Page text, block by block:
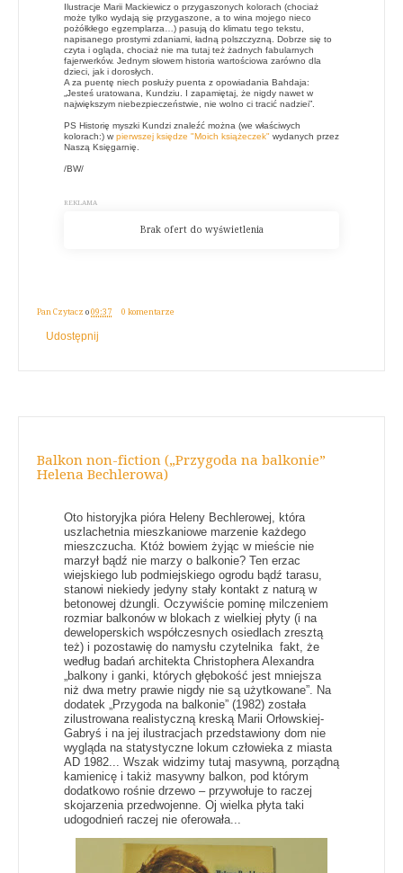
Ilustracje Marii Mackiewicz o przygaszonych kolorach (chociaż
może tylko wydają się przygaszone, a to wina mojego nieco
pożółkłego egzemplarza…) pasują do klimatu tego tekstu,
napisanego prostymi zdaniami, ładną polszczyzną. Dobrze się to
czyta i ogląda, chociaż nie ma tutaj też żadnych fabularnych
fajerwerków. Jednym słowem historia wartościowa zarówno dla
dzieci, jak i dorosłych.
A za puentę niech posłuży puenta z opowiadania Bahdaja:
„Jesteś uratowana, Kundziu. I zapamiętaj, że nigdy nawet w
największym niebezpieczeństwie, nie wolno ci tracić nadziei”.
PS Historię myszki Kundzi znaleźć można (we właściwych
kolorach:) w pierwszej księdze "Moich książeczek" wydanych przez
Naszą Księgarnię.
/BW/
Pan Czytacz o 09:37 0 komentarze
Udostępnij
Balkon non-fiction („Przygoda na balkonie”
Helena Bechlerowa)
Oto historyjka pióra Heleny Bechlerowej, która
uszlachetnia mieszkaniowe marzenie każdego
mieszczucha. Któż bowiem żyjąc w mieście nie
marzył bądź nie marzy o balkonie? Ten erzac
wiejskiego lub podmiejskiego ogrodu bądź tarasu,
stanowi niekiedy jedyny stały kontakt z naturą w
betonowej dżungli. Oczywiście pominę milczeniem
rozmiar balkonów w blokach z wielkiej płyty (i na
deweloperskich współczesnych osiedlach zresztą
też) i pozostawię do namysłu czytelnika fakt, że
według badań architekta Christophera Alexandra
„balkony i ganki, których głębokość jest mniejsza
niż dwa metry prawie nigdy nie są użytkowane”. Na
dodatek „Przygoda na balkonie” (1982) została
zilustrowana realistyczną kreską Marii Orłowskiej-
Gabryś i na jej ilustracjach przedstawiony dom nie
wygląda na statystyczne lokum człowieka z miasta
AD 1982... Wszak widzimy tutaj masywną, porządną
kamienicę i takiż masywny balkon, pod którym
dodatkowo rośnie drzewo – przywołuje to raczej
skojarzenia przedwojenne. Oj wielka płyta taki
udogodnień raczej nie oferowała...